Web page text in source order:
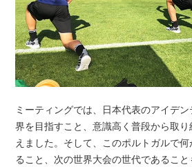
ミーティングでは、日本代表のアイデ
界を目指すこと、意識高く普段から取
えました。そして、このポルトガルで
ること、次の世界大会の世代であるこ